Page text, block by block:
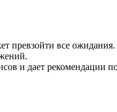
превзойти все
и дает рекомендации